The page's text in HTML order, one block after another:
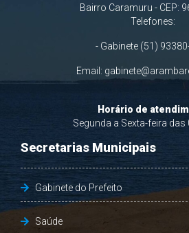
Bairro Caramuru - CEP:
Telefones:
- Gabinete (51)
Email:
Horário de
Segunda a Sexta-feira das
Secretarias Municipais
Gabinete do Prefeito
Saúde